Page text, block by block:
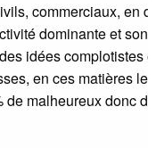
commerciaux, en
dominante et
idées
en ces matières
malheureux donc